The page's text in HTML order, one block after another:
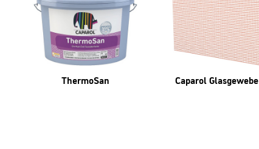
ThermoSan Caparol Glasgewebe